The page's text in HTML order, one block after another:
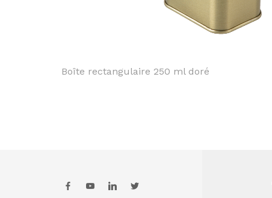
Boîte rectangulaire 250 ml doré